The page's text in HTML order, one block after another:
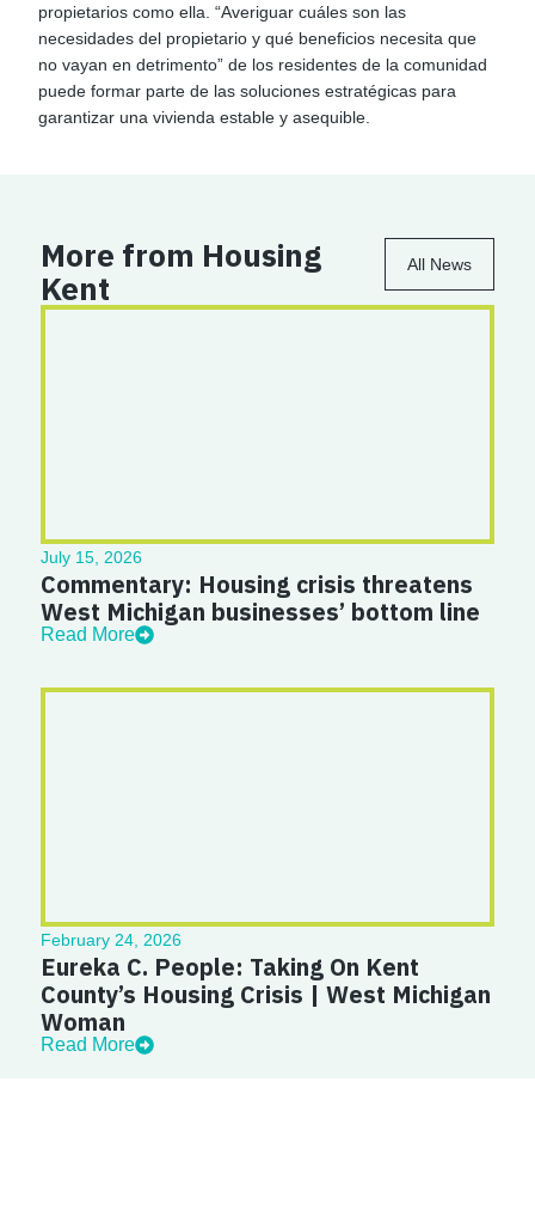
propietarios como ella. “Averiguar cuáles son las
necesidades del propietario y qué beneficios necesita que
no vayan en detrimento” de los residentes de la comunidad
puede formar parte de las soluciones estratégicas para
garantizar una vivienda estable y asequible.
More from Housing
Kent
All News
July 15, 2026
Commentary: Housing crisis threatens
West Michigan businesses’ bottom line
Read More
February 24, 2026
Eureka C. People: Taking On Kent
County’s Housing Crisis | West Michigan
Woman
Read More